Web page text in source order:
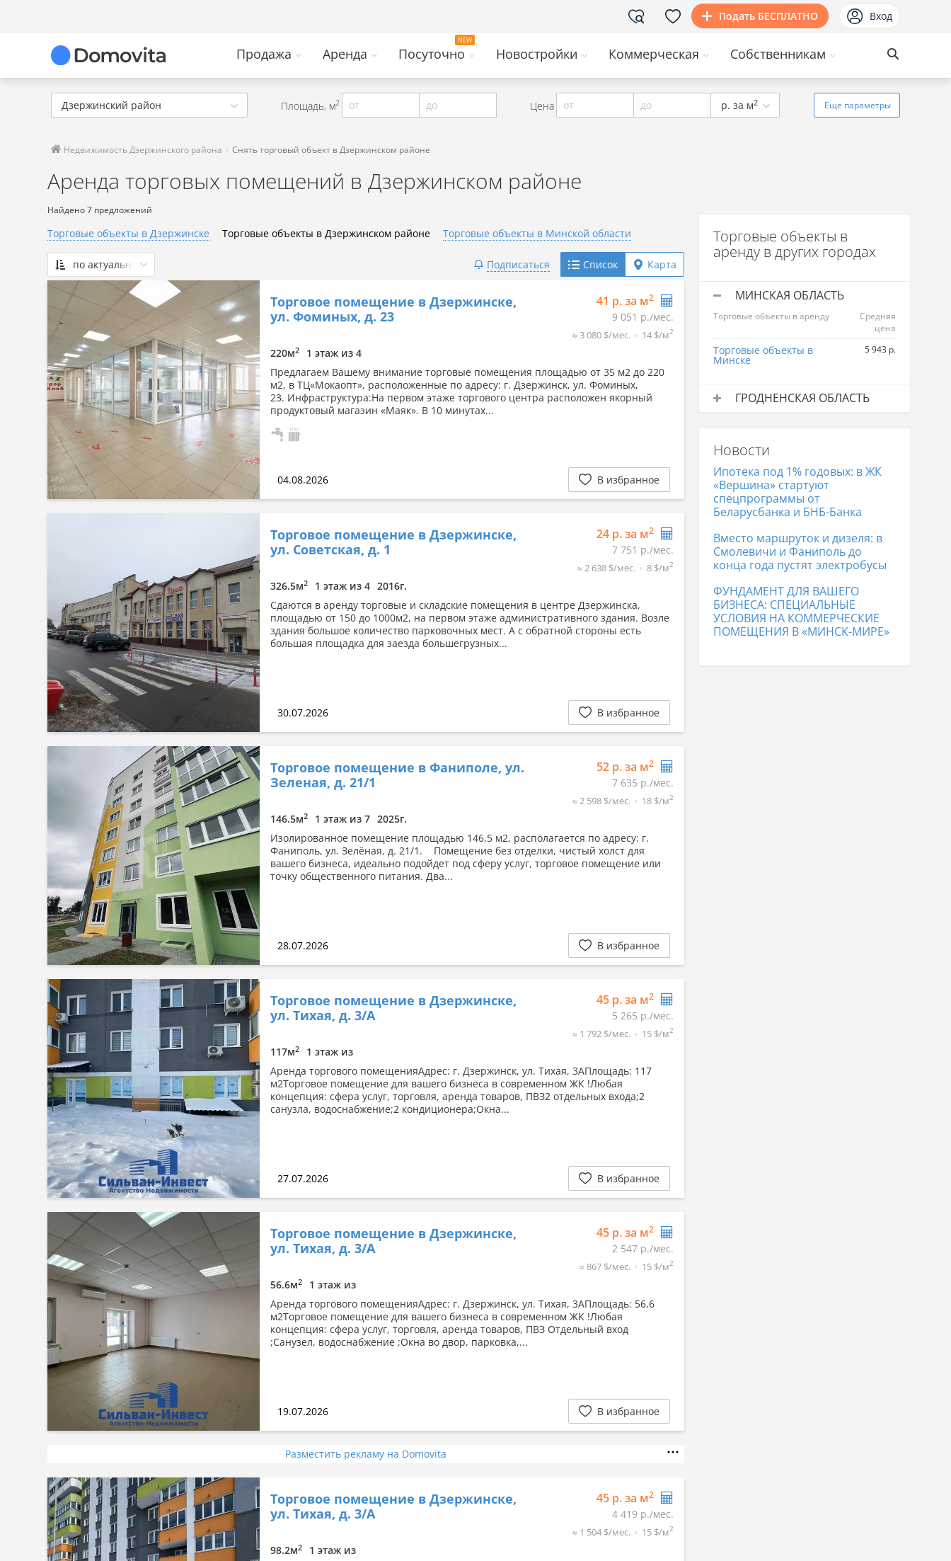
Подать БЕСПЛАТНО Вход
Продажа Аренда Посуточно Новостройки Коммерческая Собственникам
Дзержинский район Площадь, м2 от до Цена от до р. за м2 Еще параметры
Недвижимость Дзержинского района Снять торговый объект в Дзержинском районе
Аренда торговых помещений в Дзержинском районе
Найдено 7 предложений
Торговые объекты в Дзержинске Торговые объекты в Дзержинском районе Торговые объекты в Минской области
по актуальности
По актуальности
Сначала дешевые
Сначала дорогие
По площади: большая → малая
По площади: малая → большая
Подписаться Список Карта
Торговое помещение в Дзержинске,
ул. Фоминых, д. 23
41 р. за м2
9 051 р./мес.
≈ 3 080 $/мес. 14 $/м2
220м2
1 этаж из 4
Предлагаем Вашему внимание торговые помещения площадью от 35 м2 до 220
м2, в ТЦ«Мокаопт», расположенные по адресу: г. Дзержинск, ул. Фоминых,
23. Инфраструктура:На первом этаже торгового центра расположен якорный
продуктовый магазин «Маяк». В 10 минутах...
04.08.2026 В избранное
Торговое помещение в Дзержинске,
ул. Советская, д. 1
24 р. за м2
7 751 р./мес.
≈ 2 638 $/мес. 8 $/м2
326.5м2 1 этаж из 4 2016г.
Сдаются в аренду торговые и складские помещения в центре Дзержинска,
площадью от 150 до 1000м2, на первом этаже административного здания. Возле
здания большое количество парковочных мест. А с обратной стороны есть
большая площадка для заезда большегрузных...
30.07.2026 В избранное
Торговое помещение в Фаниполе, ул.
Зеленая, д. 21/1
52 р. за м2
7 635 р./мес.
≈ 2 598 $/мес. 18 $/м2
146.5м2 1 этаж из 7 2025г.
Изолированное помещение площадью 146,5 м2, располагается по адресу: г.
Фаниполь, ул. Зелёная, д. 21/1. Помещение без отделки, чистый холст для
вашего бизнеса, идеально подойдет под сферу услуг, торговое помещение или
точку общественного питания. Два...
28.07.2026 В избранное
Торговое помещение в Дзержинске,
ул. Тихая, д. 3/А
45 р. за м2
5 265 р./мес.
≈ 1 792 $/мес. 15 $/м2
117м2
1 этаж из
Аренда торгового помещенияАдрес: г. Дзержинск, ул. Тихая, 3АПлощадь: 117
м2Торговое помещение для вашего бизнеса в современном ЖК !Любая
концепция: сфера услуг, торговля, аренда товаров, ПВЗ2 отдельных входа;2
санузла, водоснабжение;2 кондиционера;Окна...
27.07.2026 В избранное
Торговое помещение в Дзержинске,
ул. Тихая, д. 3/А
45 р. за м2
2 547 р./мес.
≈ 867 $/мес. 15 $/м2
56.6м2
1 этаж из
Аренда торгового помещенияАдрес: г. Дзержинск, ул. Тихая, 3АПлощадь: 56,6
м2Торговое помещение для вашего бизнеса в современном ЖК !Любая
концепция: сфера услуг, торговля, аренда товаров, ПВЗ Отдельный вход
;Санузел, водоснабжение ;Окна во двор, парковка,...
19.07.2026 В избранное
Разместить рекламу на Domovita
Торговое помещение в Дзержинске,
ул. Тихая, д. 3/А
45 р. за м2
4 419 р./мес.
≈ 1 504 $/мес. 15 $/м2
98.2м2
1 этаж из
Торговые объекты в
аренду в других городах
МИНСКАЯ ОБЛАСТЬ
Торговые объекты в аренду
Средняя
цена
Торговые объекты в
Минске
5 943 р.
ГРОДНЕНСКАЯ ОБЛАСТЬ
Торговые объекты в Гродно
Новости
Ипотека под 1% годовых: в ЖК
«Вершина» стартуют
спецпрограммы от
Беларусбанка и БНБ-Банка
Вместо маршруток и дизеля: в
Смолевичи и Фаниполь до
конца года пустят электробусы
ФУНДАМЕНТ ДЛЯ ВАШЕГО
БИЗНЕСА: СПЕЦИАЛЬНЫЕ
УСЛОВИЯ НА КОММЕРЧЕСКИЕ
ПОМЕЩЕНИЯ В «МИНСК-МИРЕ»